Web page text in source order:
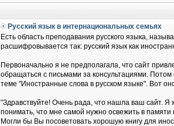
Русский язык в интернациональных семьях
Есть область преподавания русского языка,
расшифровывается так: русский язык как
Первоначально я не предполагала, что сайт
обращаться с письмами за консультациями.
теме "Иностранные слова в русском языке". Вот
"Здравствуйте! Очень рада, что нашла ваш сайт. Я
понимать, что мне самой нужно освежить в памяти
Могли бы Вы посоветовать хорошую книгу для